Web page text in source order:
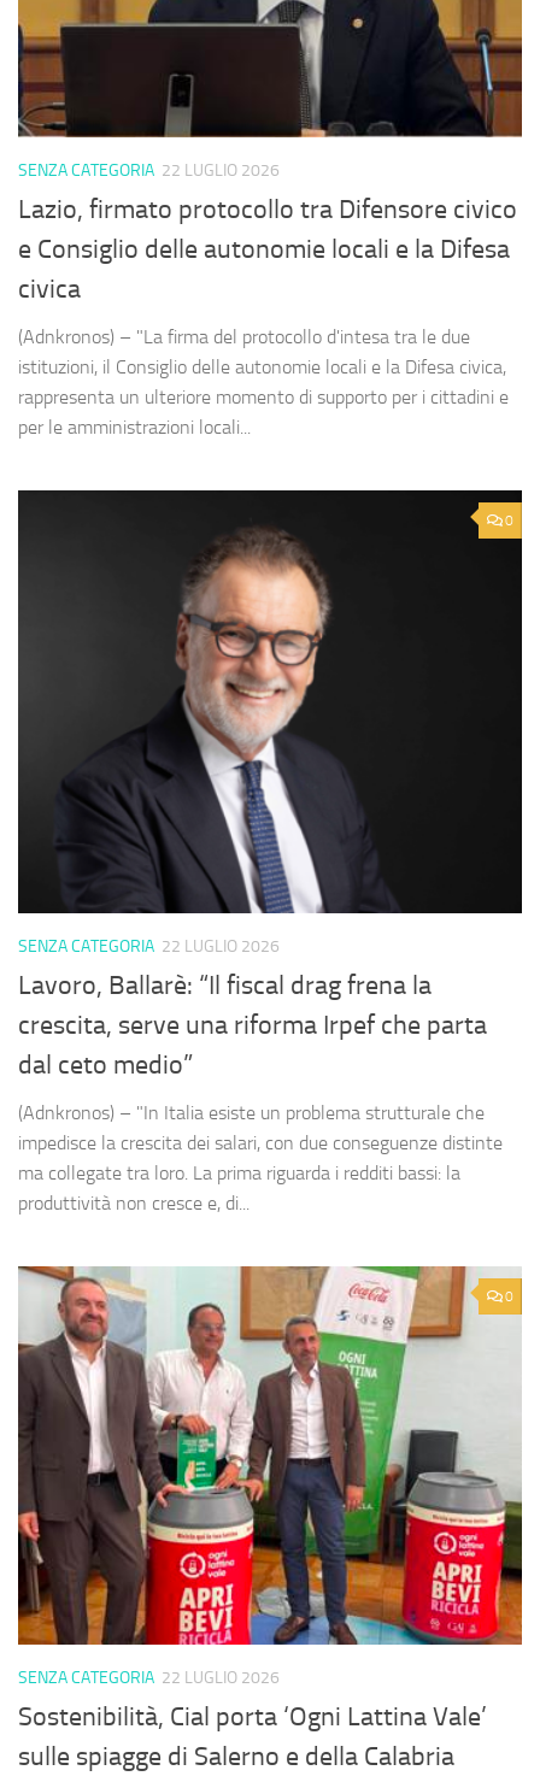
SENZA CATEGORIA 22 LUGLIO 2026
Lazio, firmato protocollo tra Difensore civico
e Consiglio delle autonomie locali e la Difesa
civica
(Adnkronos) – "La firma del protocollo d'intesa tra le due
istituzioni, il Consiglio delle autonomie locali e la Difesa civica,
rappresenta un ulteriore momento di supporto per i cittadini e
per le amministrazioni locali...
0
SENZA CATEGORIA 22 LUGLIO 2026
Lavoro, Ballarè: “Il fiscal drag frena la
crescita, serve una riforma Irpef che parta
dal ceto medio”
(Adnkronos) – "In Italia esiste un problema strutturale che
impedisce la crescita dei salari, con due conseguenze distinte
ma collegate tra loro. La prima riguarda i redditi bassi: la
produttività non cresce e, di...
0
SENZA CATEGORIA 22 LUGLIO 2026
Sostenibilità, Cial porta ‘Ogni Lattina Vale’
sulle spiagge di Salerno e della Calabria